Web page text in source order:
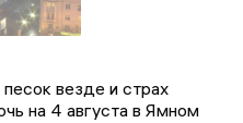
везде и страх
на 4 августа в Ямном